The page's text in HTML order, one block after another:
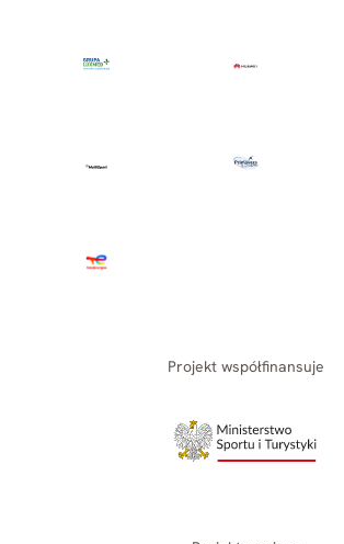
Projekt współfinansuje